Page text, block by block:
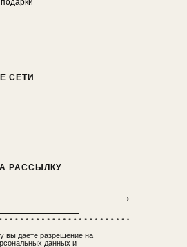
СЕТИ
→
вы даете разрешение на
данных и
РАССЫЛКУ